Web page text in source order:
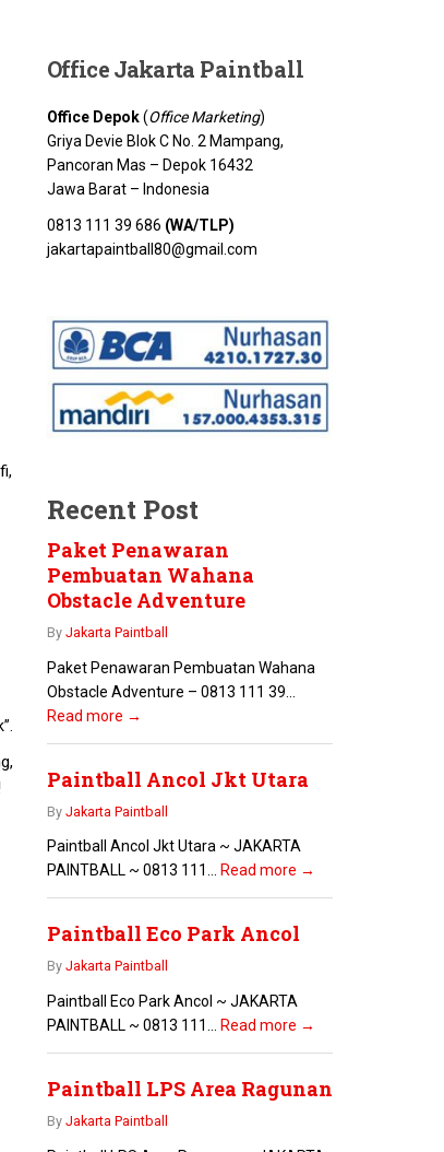
Office Jakarta Paintball
Office Depok(Office Marketing)
Griya Devie Blok C No. 2 Mampang,
Pancoran Mas – Depok 16432
Jawa Barat – Indonesia
0813 111 39 686 (WA/TLP)
jakartapaintball80@gmail.com
Recent Post
Paket Penawaran
Pembuatan Wahana
Obstacle Adventure
By Jakarta Paintball
Paket Penawaran Pembuatan Wahana
Obstacle Adventure – 0813 111 39...
Read more →
Paintball Ancol Jkt Utara
By Jakarta Paintball
Paintball Ancol Jkt Utara ~ JAKARTA
PAINTBALL ~ 0813 111... Read more →
Paintball Eco Park Ancol
By Jakarta Paintball
Paintball Eco Park Ancol ~ JAKARTA
PAINTBALL ~ 0813 111...
Read more →
Paintball LPS Area Ragunan
By Jakarta Paintball